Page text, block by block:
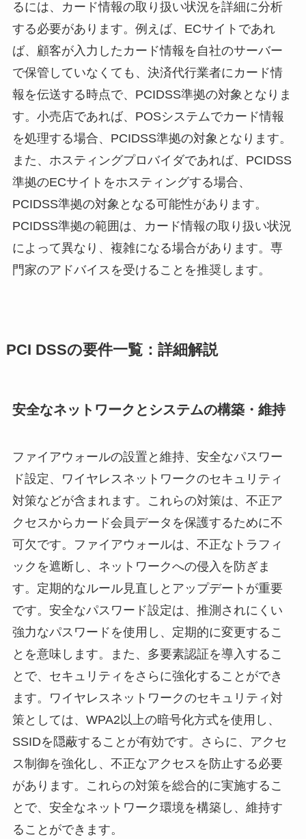
るには、カード情報の取り扱い状況を詳細に分析
する必要があります。例えば、ECサイトであれ
ば、顧客が入力したカード情報を自社のサーバー
で保管していなくても、決済代行業者にカード情
報を伝送する時点で、PCIDSS準拠の対象となりま
す。小売店であれば、POSシステムでカード情報
を処理する場合、PCIDSS準拠の対象となります。
また、ホスティングプロバイダであれば、PCIDSS
準拠のECサイトをホスティングする場合、
PCIDSS準拠の対象となる可能性があります。
PCIDSS準拠の範囲は、カード情報の取り扱い状況
によって異なり、複雑になる場合があります。専
門家のアドバイスを受けることを推奨します。
PCI DSSの要件一覧：詳細解説
安全なネットワークとシステムの構築・維持
ファイアウォールの設置と維持、安全なパスワー
ド設定、ワイヤレスネットワークのセキュリティ
対策などが含まれます。これらの対策は、不正ア
クセスからカード会員データを保護するために不
可欠です。ファイアウォールは、不正なトラフィ
ックを遮断し、ネットワークへの侵入を防ぎま
す。定期的なルール見直しとアップデートが重要
です。安全なパスワード設定は、推測されにくい
強力なパスワードを使用し、定期的に変更するこ
とを意味します。また、多要素認証を導入するこ
とで、セキュリティをさらに強化することができ
ます。ワイヤレスネットワークのセキュリティ対
策としては、WPA2以上の暗号化方式を使用し、
SSIDを隠蔽することが有効です。さらに、アクセ
ス制御を強化し、不正なアクセスを防止する必要
があります。これらの対策を総合的に実施するこ
とで、安全なネットワーク環境を構築し、維持す
ることができます。